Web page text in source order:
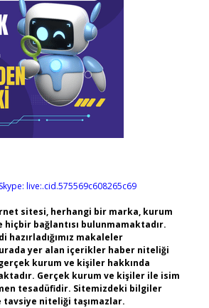
Skype: live:.cid.575569c608265c69
sitesi, herhangi bir marka, kurum
hiçbir bağlantısı bulunmamaktadır.
hazırladığımız makaleler
yer alan içerikler haber niteliği
kurum ve kişiler hakkında
Gerçek kurum ve kişiler ile isim
tesadüfidir. Sitemizdeki bilgiler
niteliği taşımazlar.